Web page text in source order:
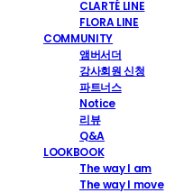
CLARTÉ LINE
FLORA LINE
COMMUNITY
앰버서더
강사회원 신청
파트너스
Notice
리뷰
Q&A
LOOKBOOK
The way I am
The way I move